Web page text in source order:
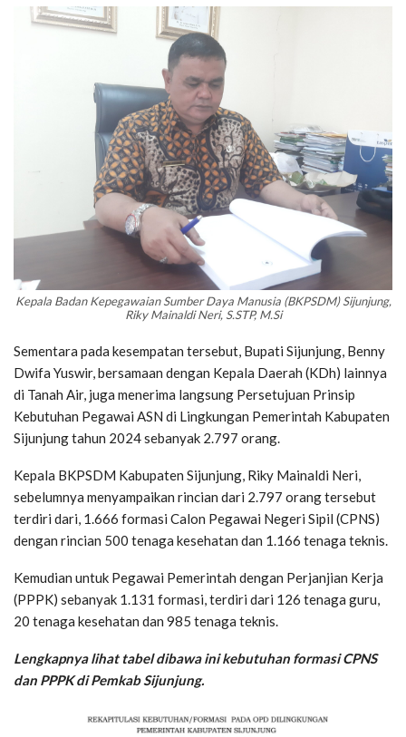
Kepala Badan Kepegawaian Sumber Daya Manusia (BKPSDM) Sijunjung,
Riky Mainaldi Neri, S.STP, M.Si
Sementara pada kesempatan tersebut, Bupati Sijunjung, Benny
Dwifa Yuswir, bersamaan dengan Kepala Daerah (KDh) lainnya
di Tanah Air, juga menerima langsung Persetujuan Prinsip
Kebutuhan Pegawai ASN di Lingkungan Pemerintah Kabupaten
Sijunjung tahun 2024 sebanyak 2.797 orang.
Kepala BKPSDM Kabupaten Sijunjung, Riky Mainaldi Neri,
sebelumnya menyampaikan rincian dari 2.797 orang tersebut
terdiri dari, 1.666 formasi Calon Pegawai Negeri Sipil (CPNS)
dengan rincian 500 tenaga kesehatan dan 1.166 tenaga teknis.
Kemudian untuk Pegawai Pemerintah dengan Perjanjian Kerja
(PPPK) sebanyak 1.131 formasi, terdiri dari 126 tenaga guru,
20 tenaga kesehatan dan 985 tenaga teknis.
Lengkapnya lihat tabel dibawa ini kebutuhan formasi CPNS
dan PPPK di Pemkab Sijunjung.